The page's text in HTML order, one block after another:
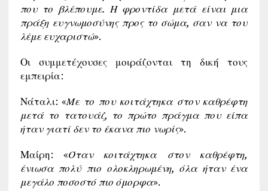
που το βλέπουμε. Η φροντίδα μετά είναι μια
πράξη ευγνωμοσύνης προς το σώμα, σαν να του
λέμε ευχαριστώ».
Οι συμμετέχουσες μοιράζονται τη δική τους
εμπειρία:
Νάταλι: «Με το που κοιτάχτηκα στον καθρέφτη
μετά το τατουάζ, το πρώτο πράγμα που είπα
ήταν γιατί δεν το έκανα πιο νωρίς».
Μαίρη: «Όταν κοιτάχτηκα στον καθρέφτη,
ένιωσα πολύ πιο ολοκληρωμένη, όλα ήταν ένα
μεγάλο ποσοστό πιο όμορφα».